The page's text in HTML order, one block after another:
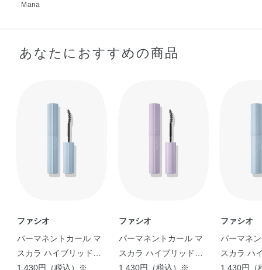
Mana
あなたにおすすめの商品
ファシオ
パーマネントカール マ
スカラ ハイブリッド
（ロング）
1,430円（税込）※
ファシオ
パーマネントカール マ
スカラ ハイブリッド
（ボリューム）
1,430円（税込）※
ファシオ
パーマネ
スカラ ハ
（ロング）
1,430円（